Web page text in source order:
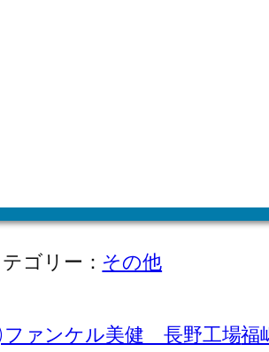
ゴリー： その他
ファンケル美健 長野工場福